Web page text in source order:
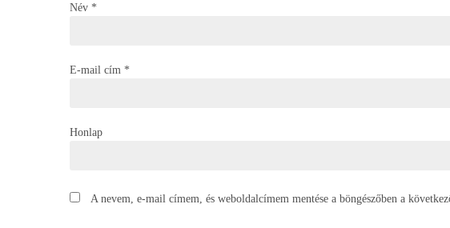
Név *
E-mail cím *
Honlap
A nevem, e-mail címem, és weboldalcímem mentése a böngészőben a